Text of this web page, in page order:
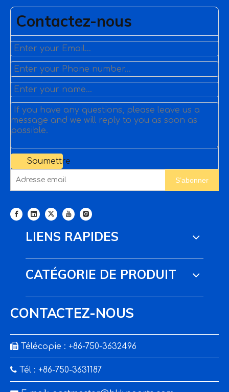
Contactez-nous
Soumettre
S’abonner
LIENS RAPIDES
CATÉGORIE DE PRODUIT
CONTACTEZ-NOUS
 Télécopie : +86-750-3632496
 Tél : +86-750-3631187